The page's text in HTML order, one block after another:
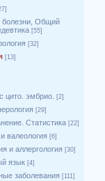
болезни, Общий
[55]
[32]
[13]
цито. эмбрио. [2]
[29]
Статистика [22]
валеология [6]
и аллергология [30]
язык [4]
заболевания [111]